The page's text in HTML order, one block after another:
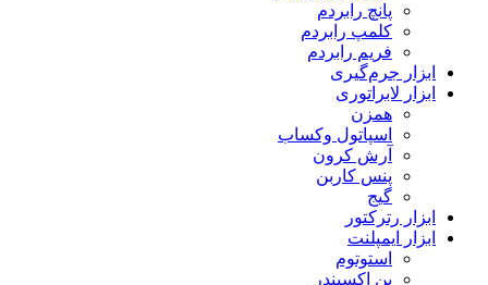
پانچ رابردم
کلمپ رابردم
فریم رابردم
ابزار جرم‌گیری
ابزار لابراتوری
همزن
اسپاتول وکساب
آرش کرون
پنس کاربن
گیج
ابزار رترکتور
ابزار ایمپلنت
استوتوم
بن اکسپندر